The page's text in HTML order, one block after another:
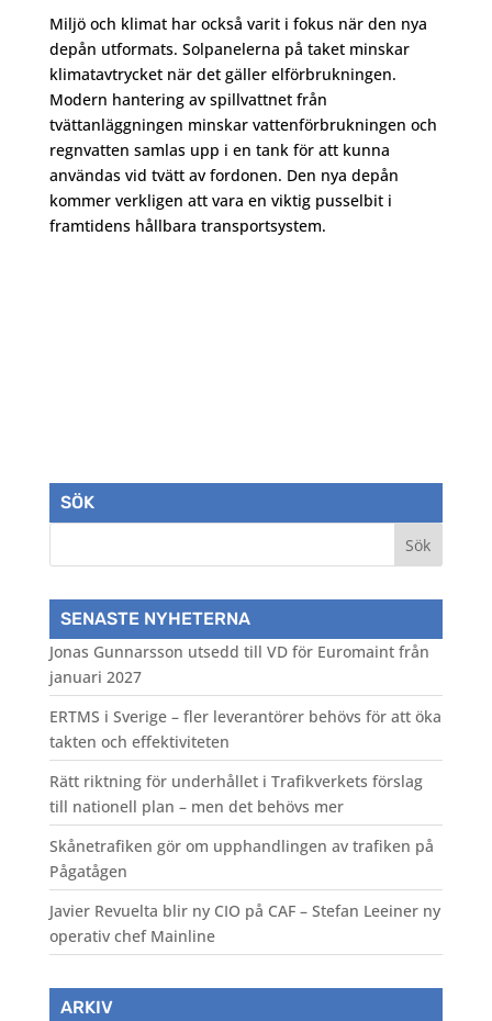
Miljö och klimat har också varit i fokus när den nya
depån utformats. Solpanelerna på taket minskar
klimatavtrycket när det gäller elförbrukningen.
Modern hantering av spillvattnet från
tvättanläggningen minskar vattenförbrukningen och
regnvatten samlas upp i en tank för att kunna
användas vid tvätt av fordonen. Den nya depån
kommer verkligen att vara en viktig pusselbit i
framtidens hållbara transportsystem.
SÖK
SENASTE NYHETERNA
Jonas Gunnarsson utsedd till VD för Euromaint från
januari 2027
ERTMS i Sverige – fler leverantörer behövs för att öka
takten och effektiviteten
Rätt riktning för underhållet i Trafikverkets förslag
till nationell plan – men det behövs mer
Skånetrafiken gör om upphandlingen av trafiken på
Pågatågen
Javier Revuelta blir ny CIO på CAF – Stefan Leeiner ny
operativ chef Mainline
ARKIV